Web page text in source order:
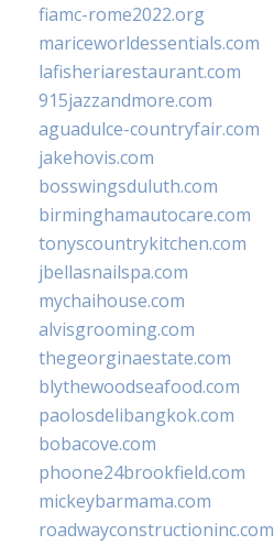
fiamc-rome2022.org
mariceworldessentials.com
lafisheriarestaurant.com
915jazzandmore.com
aguadulce-countryfair.com
jakehovis.com
bosswingsduluth.com
birminghamautocare.com
tonyscountrykitchen.com
jbellasnailspa.com
mychaihouse.com
alvisgrooming.com
thegeorginaestate.com
blythewoodseafood.com
paolosdelibangkok.com
bobacove.com
phoone24brookfield.com
mickeybarmama.com
roadwayconstructioninc.com